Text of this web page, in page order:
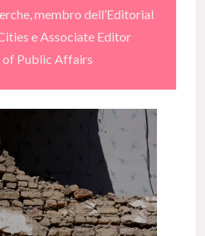
membro dell’Editorial
e Associate Editor
of Public Affairs